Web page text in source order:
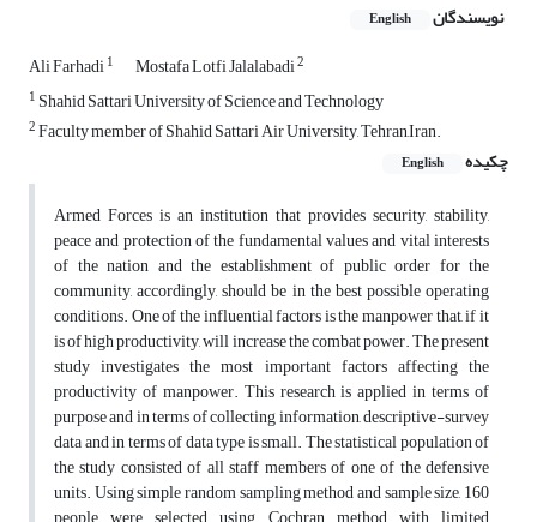
نویسندگان English
Ali Farhadi1 Mostafa Lotfi Jalalabadi2
1 Shahid Sattari University of Science and Technology
2Faculty member of Shahid Sattari Air University, Tehran,Iran.
چکیده
English
Armed Forces is an institution that provides security, stability,
peace and protection of the fundamental values ​​and vital interests
of the nation and the establishment of public order for the
community, accordingly, should be in the best possible operating
conditions. One of the influential factors is the manpower that, if it
is of high productivity, will increase the combat power. The present
study investigates the most important factors affecting the
productivity of manpower. This research is applied in terms of
purpose and in terms of collecting information, descriptive-survey
data and in terms of data type is small. The statistical population of
the study consisted of all staff members of one of the defensive
units. Using simple random sampling method and sample size, 160